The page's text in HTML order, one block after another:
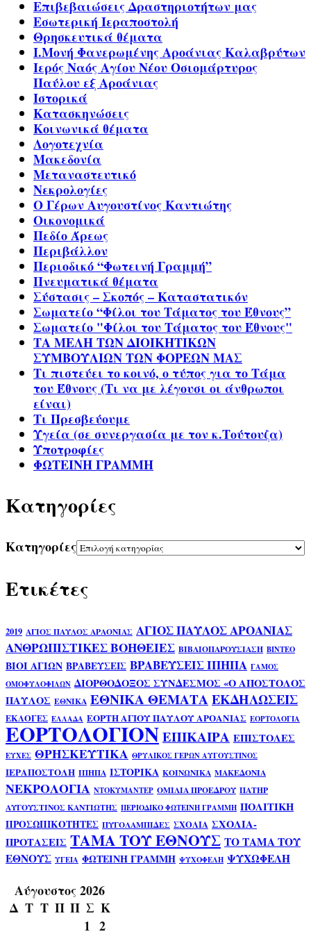
Επιβεβαιώσεις Δραστηριοτήτων μας
Εσωτερική Ιεραποστολή
Θρησκευτικά θέματα
Ι.Μονή Φανερωμένης Αροάνιας Καλαβρύτων
Ιερός Ναός Αγίου Νέου Οσιομάρτυρος
Παύλου εξ Αροάνιας
Ιστορικά
Κατασκηνώσεις
Κοινωνικά θέματα
Λογοτεχνία
Μακεδονία
Μεταναστευτικό
Νεκρολογίες
Ο Γέρων Αυγουστίνος Καντιώτης
Οικονομικά
Πεδίο Άρεως
Περιβάλλον
Περιοδικό “Φωτεινή Γραμμή”
Πνευματικά θέματα
Σύστασις – Σκοπός – Καταστατικόν
Σωματείο “Φίλοι του Τάματος του Έθνους”
Σωματείο "Φίλοι του Τάματος του Έθνους"
ΤΑ ΜΕΛΗ ΤΩΝ ΔΙΟΙΚΗΤΙΚΩΝ
ΣΥΜΒΟΥΛΙΩΝ ΤΩΝ ΦΟΡΕΩΝ ΜΑΣ
Τι πιστεύει το κοινό, ο τύπος για το Τάμα
του Έθνους (Τι να με λέγουσι οι άνθρωποι
είναι)
Τι Πρεσβεύουμε
Υγεία (σε συνεργασία με τον κ.Τούτουζα)
Υποτροφίες
ΦΩΤΕΙΝΗ ΓΡΑΜΜΗ
Kατηγορίες
Kατηγορίες
Ετικέτες
2019 ΑΓΙΟΣ ΠΑΥΛΟΣ ΑΡΑΟΝΙΑΣ ΑΓΙΟΣ ΠΑΥΛΟΣ ΑΡΟΑΝΙΑΣ
ΑΝΘΡΩΠΙΣΤΙΚΕΣ ΒΟΗΘΕΙΕΣ ΒΙΒΛΙΟΠΑΡΟΥΣΙΑΣΗ ΒΙΝΤΕΟ
ΒΙΟΙ ΑΓΙΩΝ ΒΡΑΒΕΥΣΕΙΣ ΒΡΑΒΕΥΣΕΙΣ ΙΠΗΠΑ ΓΑΜΟΣ
ΟΜΟΦΥΛΟΦΙΛΩΝ ΔΙΟΡΘΟΔΟΞΟΣ ΣΥΝΔΕΣΜΟΣ «Ο ΑΠΟΣΤΟΛΟΣ
ΠΑΥΛΟΣ ΕΘΝΙΚΑ ΕΘΝΙΚΑ ΘΕΜΑΤΑΕΚΔΗΛΩΣΕΙΣ
ΕΚΛΟΓΕΣ ΕΛΛΑΔΑ ΕΟΡΤΗ ΑΓΙΟΥ ΠΑΥΛΟΥ ΑΡΟΑΝΙΑΣ ΕΟΡΤΟΛΟΓΙΑ
ΕΟΡΤΟΛΟΓΙΟΝΕΠΙΚΑΙΡΑ ΕΠΙΣΤΟΛΕΣ
ΕΥΧΕΣ ΘΡΗΣΚΕΥΤΙΚΑ ΘΡΥΛΙΚΟΣ ΓΕΡΩΝ ΑΥΓΟΥΣΤΙΝΟΣ
ΙΕΡΑΠΟΣΤΟΛΗ ΙΠΗΠΑ ΙΣΤΟΡΙΚΑ ΚΟΙΝΩΝΙΚΑ ΜΑΚΕΔΟΝΙΑ
ΝΕΚΡΟΛΟΓΙΑ ΝΤΟΚΥΜΑΝΤΕΡ ΟΜΙΛΙΑ ΠΡΟΕΔΡΟΥ ΠΑΤΗΡ
ΑΥΓΟΥΣΤΙΝΟΣ ΚΑΝΤΙΩΤΗΣ ΠΕΡΙΟΔΙΚΟ ΦΩΤΕΙΝΗ ΓΡΑΜΜΗ ΠΟΛΙΤΙΚΗ
ΠΡΟΣΩΠΙΚΟΤΗΤΕΣ ΠΥΓΟΛΑΜΠΙΔΕΣ ΣΧΟΛΙΑ ΣΧΟΛΙΑ-
ΠΡΟΤΑΣΕΙΣ ΤΑΜΑ ΤΟΥ ΕΘΝΟΥΣ ΤΟ ΤΑΜΑ ΤΟΥ
ΕΘΝΟΥΣ ΥΓΕΙΑ ΦΩΤΕΙΝΗ ΓΡΑΜΜΗ ΨΥΧΟΦΕΛΗ ΨΥΧΩΦΕΛΗ
Αύγουστος 2026
Δ Τ Τ Π Π Σ Κ
1 2